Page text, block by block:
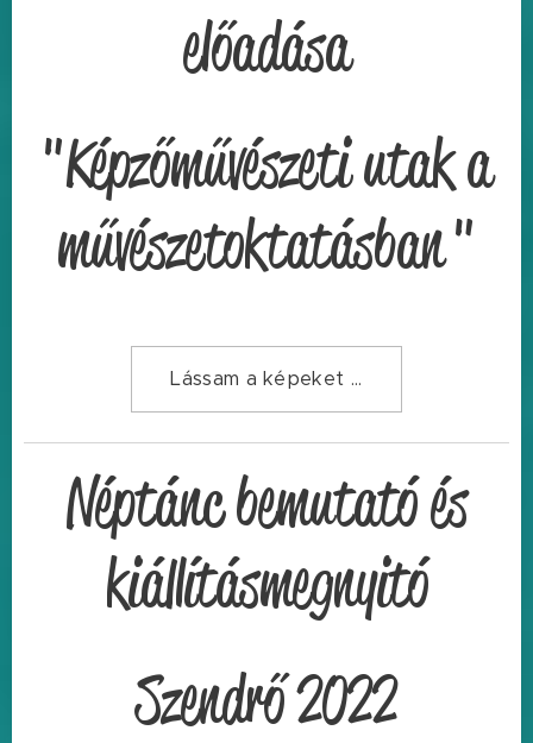
előadása
"Képzőművészeti utak a
művészetoktatásban "
Lássam a képeket ...
Néptánc bemutató és
kiállításmegnyitó
Szendrő 2022